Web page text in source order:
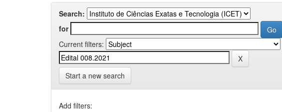
Search:
for
Current filters:
Start a new search
Add filters: